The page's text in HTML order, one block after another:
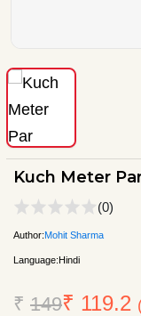
Kuch Meter
(0)
Author:Mohit Sharma
Language:Hindi
₹ 149₹ 119.2